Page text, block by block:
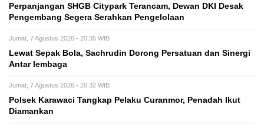
Perpanjangan SHGB Citypark Terancam, Dewan DKI Desak
Pengembang Segera Serahkan Pengelolaan
Jumat, 7 Agustus 2026 - 20:35 WIB
Lewat Sepak Bola, Sachrudin Dorong Persatuan dan Sinergi
Antar lembaga
Jumat, 7 Agustus 2026 - 20:32 WIB
Polsek Karawaci Tangkap Pelaku Curanmor, Penadah Ikut
Diamankan